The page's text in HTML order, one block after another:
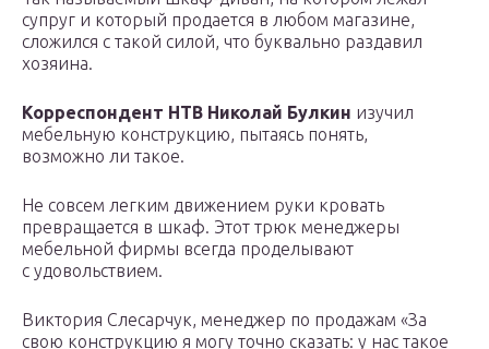
супруг и который продается в любом магазине,
сложился с такой силой, что буквально раздавил
хозяина.
Корреспондент НТВ Николай Булкин изучил
мебельную конструкцию, пытаясь понять,
возможно ли такое.
Не совсем легким движением руки кровать
превращается в шкаф. Этот трюк менеджеры
мебельной фирмы всегда проделывают
с удовольствием.
Виктория Слесарчук, менеджер по продажам «За
свою конструкцию я могу точно сказать: у нас такое